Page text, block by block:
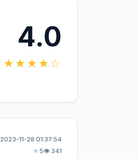
4.0
★★★★☆
2023-11-28 01:37:54
⭐ 5👁️ 341